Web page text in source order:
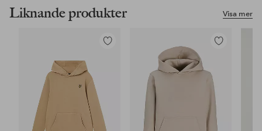
Visa mer
Liknande produkter
Lägg
Lägg
favoriter